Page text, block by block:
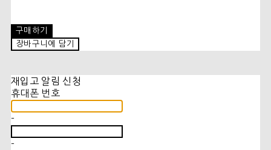
구매하기
장바구니에 담기
재입고 알림 신청
휴대폰 번호
-
-